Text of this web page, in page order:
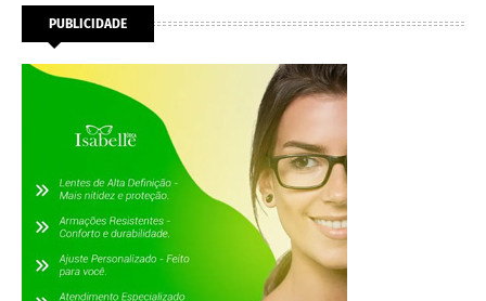
PUBLICIDADE